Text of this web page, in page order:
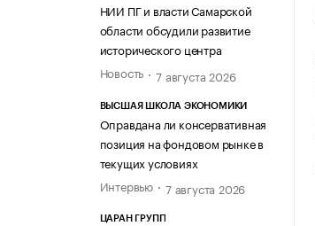
НИИ ПГ и власти Самарской
области обсудили развитие
исторического центра
Новость
7 августа 2026
ВЫСШАЯ ШКОЛА ЭКОНОМИКИ
Оправдана ли консервативная
позиция на фондовом рынке в
текущих условиях
Интервью
7 августа 2026
ЦАРАН ГРУПП